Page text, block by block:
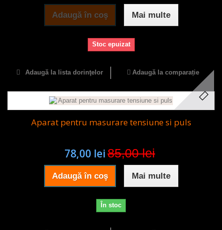
Adaugă în coş Mai multe
Stoc epuizat
Adaugă la lista dorinţelor Adaugă la comparație
Aparat pentru masurare tensiune si puls
78,00 lei85,00 lei
Adaugă în coş Mai multe
În stoc